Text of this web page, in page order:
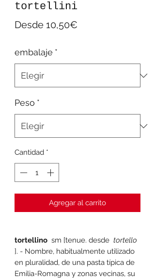
tortellini
Desde 10,50€
embalaje *
Peso *
Cantidad *
Agregar al carrito
tortellino sm [tenue. desde tortello
]. - Nombre, habitualmente utilizado
en pluralidad, de una pasta típica de
Emilia-Romagna y zonas vecinas, su